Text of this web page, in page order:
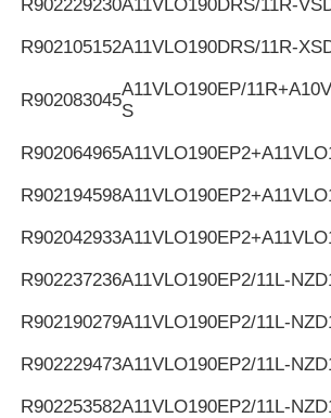
R902229230A11VLO190DRS/11R-
R902105152A11VLO190DRS/11R-
R902083045
A11VLO190EP/
S
R902064965
R902194598
R902042933
R902237236A11VLO190EP2/11L-
R902190279A11VLO190EP2/11L-
R902229473A11VLO190EP2/11L-
R902253582A11VLO190EP2/11L-